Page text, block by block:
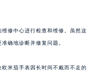
修中心进行检查和维修。虽然这
确地诊断并修复问题。
米茄手表因长时间不戴而不走的